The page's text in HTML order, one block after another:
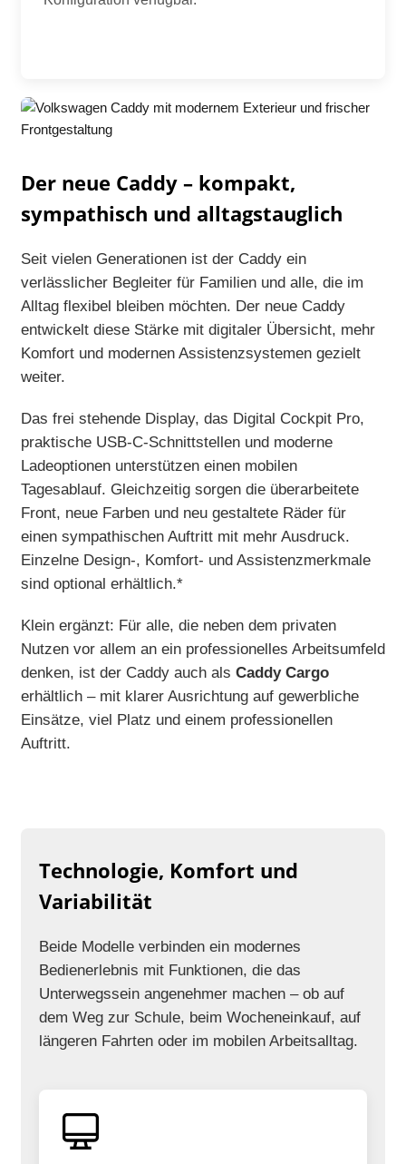
Der neue Caddy – kompakt,
sympathisch und alltagstauglich
Seit vielen Generationen ist der Caddy ein
verlässlicher Begleiter für Familien und alle, die im
Alltag flexibel bleiben möchten. Der neue Caddy
entwickelt diese Stärke mit digitaler Übersicht, mehr
Komfort und modernen Assistenzsystemen gezielt
weiter.
Das frei stehende Display, das Digital Cockpit Pro,
praktische USB-C-Schnittstellen und moderne
Ladeoptionen unterstützen einen mobilen
Tagesablauf. Gleichzeitig sorgen die überarbeitete
Front, neue Farben und neu gestaltete Räder für
einen sympathischen Auftritt mit mehr Ausdruck.
Einzelne Design-, Komfort- und Assistenzmerkmale
sind optional erhältlich.*
Klein ergänzt: Für alle, die neben dem privaten
Nutzen vor allem an ein professionelles Arbeitsumfeld
denken, ist der Caddy auch als Caddy Cargo
erhältlich – mit klarer Ausrichtung auf gewerbliche
Einsätze, viel Platz und einem professionellen
Auftritt.
Technologie, Komfort und
Variabilität
Beide Modelle verbinden ein modernes
Bedienerlebnis mit Funktionen, die das
Unterwegssein angenehmer machen – ob auf
dem Weg zur Schule, beim Wocheneinkauf, auf
längeren Fahrten oder im mobilen Arbeitsalltag.